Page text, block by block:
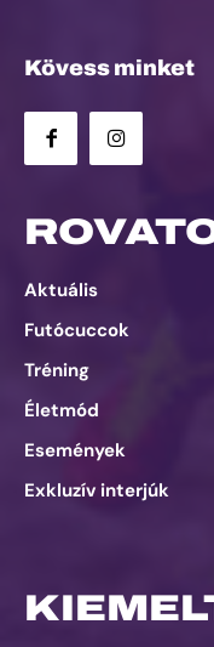
Kövess minket
Aktuális
Futócuccok
Tréning
Életmód
Események
Exkluzív interjúk